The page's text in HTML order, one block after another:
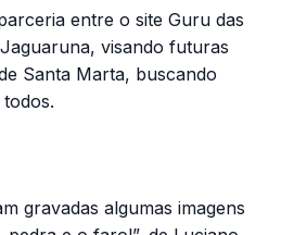
entre o site Guru das
visando futuras
Santa Marta, buscando
gravadas algumas imagens